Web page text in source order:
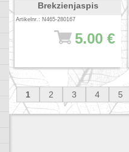
Brekzienjaspis
Artikelnr.: N465-280167
5.00 €
1 2 3 4 5